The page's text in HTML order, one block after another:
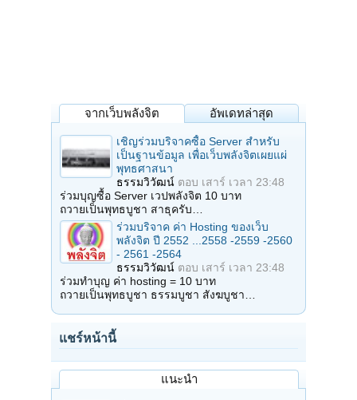
จากเว็บพลังจิต อัพเดทล่าสุด
เชิญร่วมบริจาคซื้อ Server สำหรับ
เป็นฐานข้อมูล เพื่อเว็บพลังจิตเผยแผ่
พุทธศาสนา
ธรรมวิวัฒน์ ตอบ เสาร์ เวลา 23:48
ร่วมบุญซื้อ Server เวปพลังจิต 10 บาท
ถวายเป็นพุทธบูชา สาธุครับ…
ร่วมบริจาค ค่า Hosting ของเว็บ
พลังจิต ปี 2552 ...2558 -2559 -2560
- 2561 -2564
ธรรมวิวัฒน์ ตอบ เสาร์ เวลา 23:48
ร่วมทำบุญ ค่า hosting = 10 บาท
ถวายเป็นพุทธบูชา ธรรมบูชา สังฆบูชา…
แชร์หน้านี้
แนะนำ